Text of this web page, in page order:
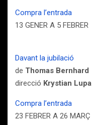
Compra l’entrada
13 GENER A 5 FEBRER
Davant la jubilació
de Thomas Bernhard
direcció Krystian Lupa
Compra l’entrada
23 FEBRER A 26 MARÇ